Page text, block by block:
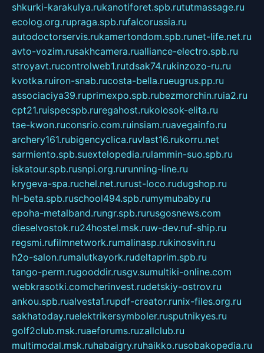
shkurki-karakulya.rukanotiforet.spb.rututmassage.ru
ecolog.org.rupraga.spb.rufalcorussia.ru
autodoctorservis.rukamertondom.spb.runet-life.net.ru
avto-vozim.rusakhcamera.rualliance-electro.spb.ru
stroyavt.rucontrolweb1.rutdsak74.rukinzozo-ru.ru
kvotka.ruiron-snab.rucosta-bella.rueugrus.pp.ru
associaciya39.ruprimexpo.spb.rubezmorchin.ruia2.ru
cpt21.ruispecspb.ruregahost.rukolosok-elita.ru
tae-kwon.ruconsrio.com.ruinsiam.ruavegainfo.ru
archery161.rubigencyclica.ruvlast16.rukorru.net
sarmiento.spb.suextelopedia.rulammin-suo.spb.ru
iskatour.spb.rusnpi.org.rurunning-line.ru
krygeva-spa.ruchel.net.rurust-loco.rudugshop.ru
hl-beta.spb.ruschool494.spb.rumymubaby.ru
epoha-metalband.rungr.spb.rurusgosnews.com
dieselvostok.ru24hostel.msk.ruw-dev.ruf-ship.ru
regsmi.rufilmnetwork.rumalinasp.rukinosvin.ru
h2o-salon.rumalutkayork.rudeltaprim.spb.ru
tango-perm.rugooddir.rusgv.sumultiki-online.com
webkrasotki.comcherinvest.rudetskiy-ostrov.ru
ankou.spb.rualvesta1.rupdf-creator.runix-files.org.ru
sakhatoday.ruelektrikersymboler.rusputnikyes.ru
golf2club.msk.ruaeforums.ruzallclub.ru
multimodal.msk.ruhabaigry.ruhaikko.rusobakopedia.ru